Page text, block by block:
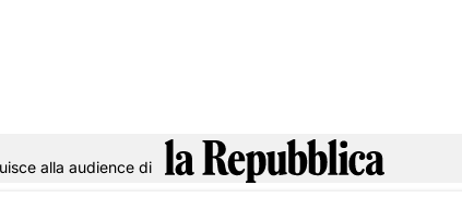
alla audience di